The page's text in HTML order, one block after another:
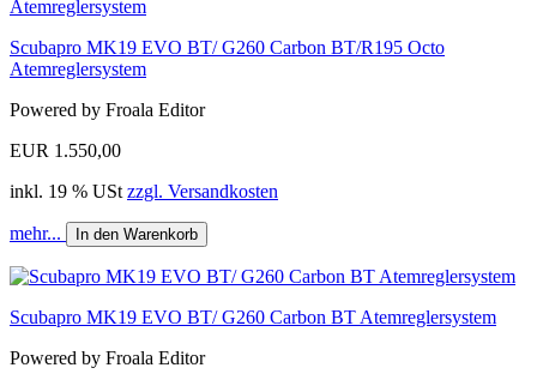
Scubapro MK19 EVO BT/ G260 Carbon BT/R195 Octo
Atemreglersystem
Powered by Froala Editor
EUR 1.550,00
inkl. 19 % USt zzgl. Versandkosten
mehr... In den Warenkorb
Scubapro MK19 EVO BT/ G260 Carbon BT Atemreglersystem
Powered by Froala Editor